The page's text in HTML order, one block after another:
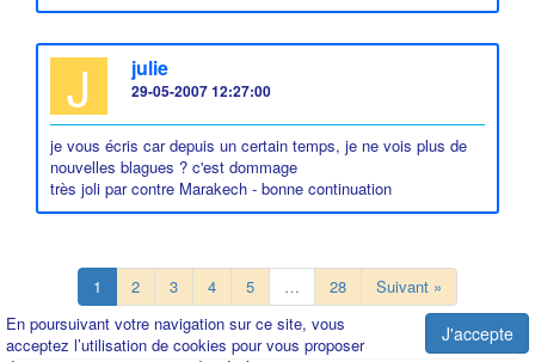
En poursuivant votre navigation sur ce site, vous
acceptez l’utilisation de cookies pour vous proposer
J'accepte
J julie
29-05-2007 12:27:00
je vous écris car depuis un certain temps, je ne vois plus de
nouvelles blagues ? c'est dommage
très joli par contre Marakech - bonne continuation
1 2 3 4 5 … 28 Suivant »